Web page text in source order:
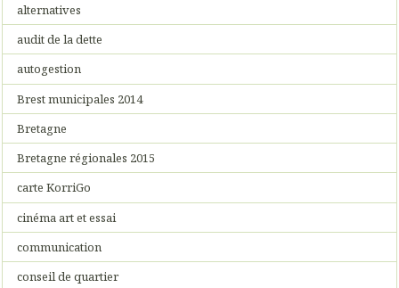
alternatives
audit de la dette
autogestion
Brest municipales 2014
Bretagne
Bretagne régionales 2015
carte KorriGo
cinéma art et essai
communication
conseil de quartier